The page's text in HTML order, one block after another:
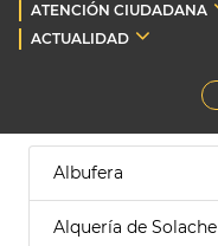
ATENCIÓN CIUDADANA
ACTUALIDAD
Albufera
Alquería de Solache